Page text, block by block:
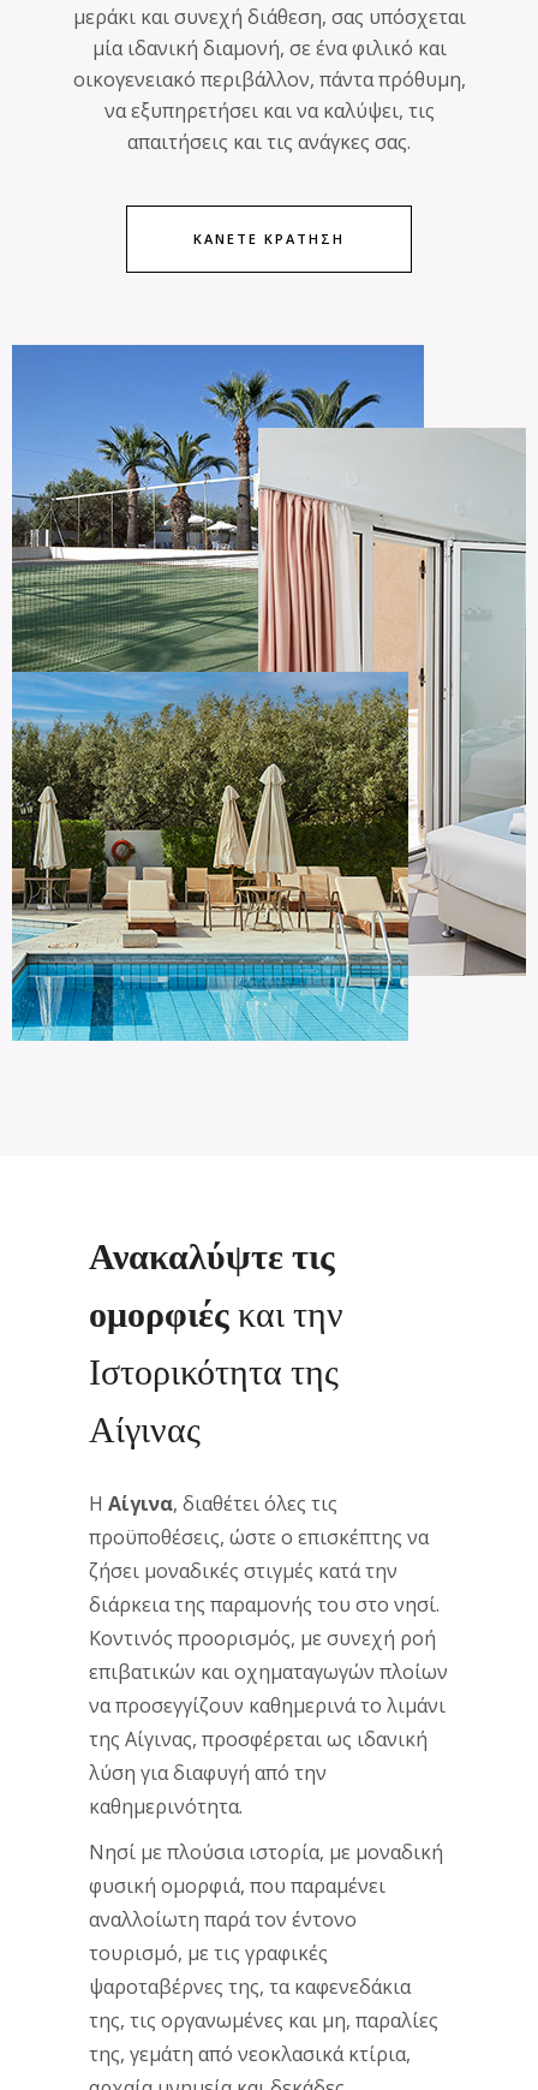
μεράκι και συνεχή διάθεση, σας υπόσχεται
μία ιδανική διαμονή, σε ένα φιλικό και
οικογενειακό περιβάλλον, πάντα πρόθυμη,
να εξυπηρετήσει και να καλύψει, τις
απαιτήσεις και τις ανάγκες σας.
ΚΑΝΕΤΕ ΚΡΑΤΗΣΗ
Ανακαλύψτε τις
ομορφιέςκαι την
Ιστορικότητα της
Αίγινας
Η Αίγινα, διαθέτει όλες τις
προϋποθέσεις, ώστε ο επισκέπτης να
ζήσει μοναδικές στιγμές κατά την
διάρκεια της παραμονής του στο νησί.
Κοντινός προορισμός, με συνεχή ροή
επιβατικών και οχηματαγωγών πλοίων
να προσεγγίζουν καθημερινά το λιμάνι
της Αίγινας, προσφέρεται ως ιδανική
λύση για διαφυγή από την
καθημερινότητα.
Νησί με πλούσια ιστορία, με μοναδική
φυσική ομορφιά, που παραμένει
αναλλοίωτη παρά τον έντονο
τουρισμό, με τις γραφικές
ψαροταβέρνες της, τα καφενεδάκια
της, τις οργανωμένες και μη, παραλίες
της, γεμάτη από νεοκλασικά κτίρια,